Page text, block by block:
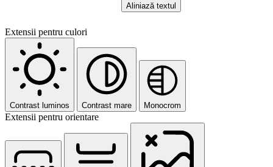
Aliniază textul
Extensii pentru culori
Contrast luminos Contrast mare Monocrom
Extensii pentru orientare